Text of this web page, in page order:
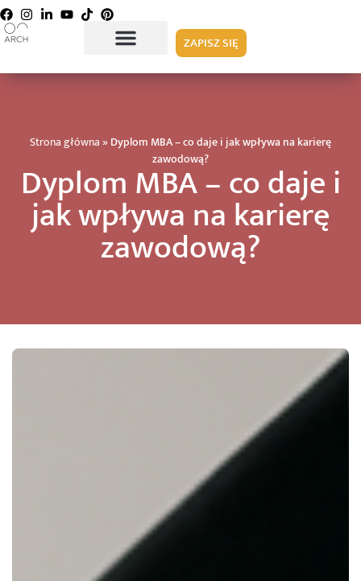
ZAPISZ SIĘ
Strona główna »Dyplom MBA – co daje i jak wpływa na karierę
zawodową?
Dyplom MBA – co daje i
jak wpływa na karierę
zawodową?